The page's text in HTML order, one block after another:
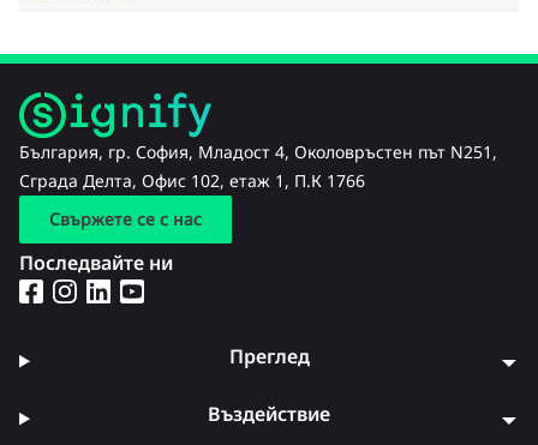
България, гр. София, Младост 4, Околовръстен път N251,
Сграда Делта, Офис 102, етаж 1, П.К 1766
Свържете се с нас
Последвайте ни
Преглед
Въздействие